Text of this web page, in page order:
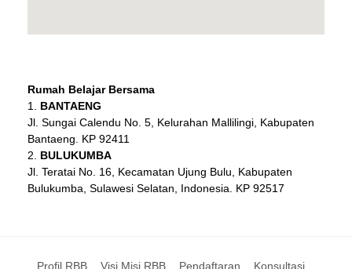
Rumah Belajar Bersama
BANTAENG
Jl. Sungai Calendu No. 5, Kelurahan Mallilingi, Kabupaten
Bantaeng. KP 92411
BULUKUMBA
Jl. Teratai No. 16, Kecamatan Ujung Bulu, Kabupaten
Bulukumba, Sulawesi Selatan, Indonesia. KP 92517
Profil RBB Visi Misi RBB Pendaftaran Konsultasi